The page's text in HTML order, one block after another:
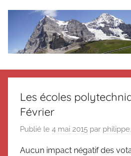
Le
blog
de
Suisse
Suisse
Suisse
Les écoles
Février
Publié le 4 mai 2015 par
Aucun impact négatif des